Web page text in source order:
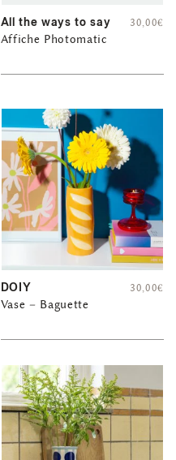
All the ways to say
Affiche Photomatic
30,00€
DOIY
Vase – Baguette
30,00€